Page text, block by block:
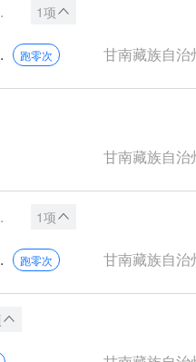
1项
跑零次 甘南藏族自治
甘南藏族自治
1项
跑零次 甘南藏族自治